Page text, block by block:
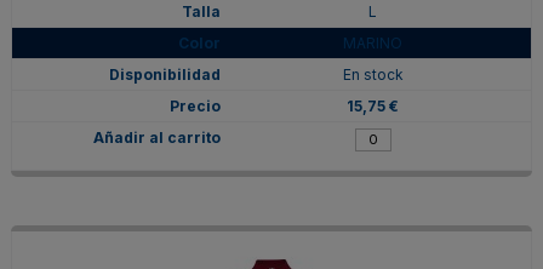
L
MARINO
En stock
15,75 €